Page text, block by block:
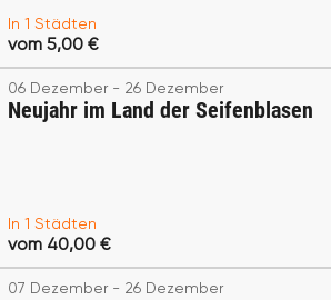
In 1 Städten
vom 5,00 €
06 Dezember - 26 Dezember
Neujahr im Land der Seifenblasen
In 1 Städten
vom 40,00 €
07 Dezember - 26 Dezember